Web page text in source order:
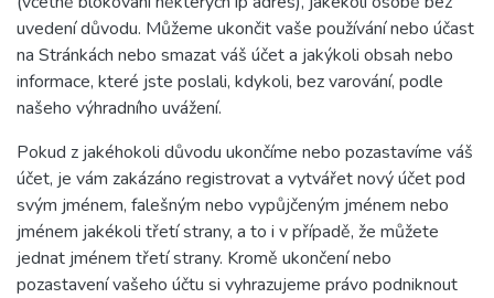
uvedení důvodu. Můžeme ukončit vaše používání nebo účast
na Stránkách nebo smazat váš účet a jakýkoli obsah nebo
informace, které jste poslali, kdykoli, bez varování, podle
našeho výhradního uvážení.
Pokud z jakéhokoli důvodu ukončíme nebo pozastavíme váš
účet, je vám zakázáno registrovat a vytvářet nový účet pod
svým jménem, falešným nebo vypůjčeným jménem nebo
jménem jakékoli třetí strany, a to i v případě, že můžete
jednat jménem třetí strany. Kromě ukončení nebo
pozastavení vašeho účtu si vyhrazujeme právo podniknout